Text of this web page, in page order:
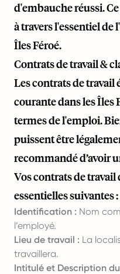
d'embauche réussi.
à travers l'essentiel de
Îles Féroé.
Contrats de travail &
Les contrats de
courante dans les Îles
termes de l'emploi.
puissent être
recommandé d’avoir
Vos contrats de
essentielles suivantes :
Identification : Nom
l’employé.
Lieu de travail : La
travaillera.
Intitulé et Description